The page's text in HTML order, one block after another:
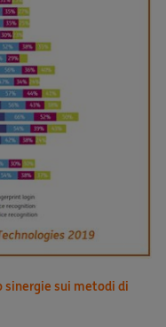
sinergie sui metodi di